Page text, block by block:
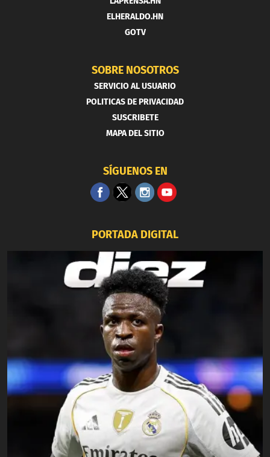
ELHERALDO.HN
GOTV
SOBRE NOSOTROS
SERVICIO AL USUARIO
POLITICAS DE PRIVACIDAD
SUSCRIBETE
MAPA DEL SITIO
SÍGUENOS EN
PORTADA DIGITAL